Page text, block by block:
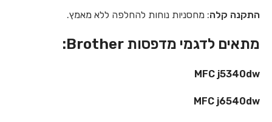
התקנה קלה: מחסניות נוחות להחלפה ללא מאמץ.
מתאים לדגמי מדפסות Brother:
MFC j5340dw
MFC j6540dw